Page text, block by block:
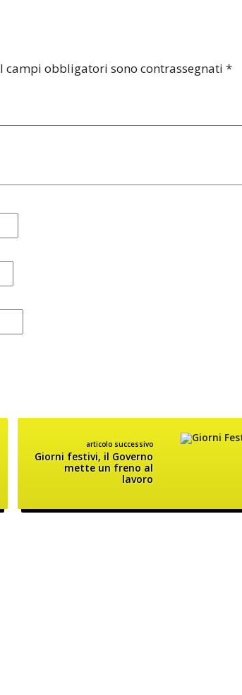
I campi obbligatori sono contrassegnati *
articolo successivo
Giorni festivi, il Governo
mette un freno al
lavoro